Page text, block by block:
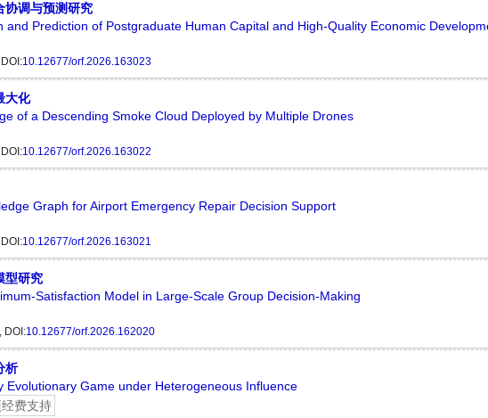
协调与预测研究
Prediction of Postgraduate Human Capital and High-Quality Economic
10.12677/orf.2026.163023
大化
of a Descending Smoke Cloud Deployed by Multiple Drones
10.12677/orf.2026.163022
Graph for Airport Emergency Repair Decision Support
10.12677/orf.2026.163021
型研究
Satisfaction Model in Large-Scale Group Decision-Making
, DOI:10.12677/orf.2026.162020
析
Evolutionary Game under Heterogeneous Influence
费支持